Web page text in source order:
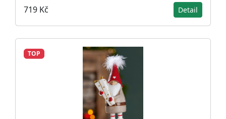
719 Kč Detail
TOP